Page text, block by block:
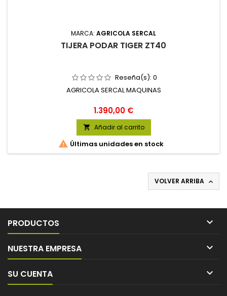
MARCA: AGRICOLA SERCAL
TIJERA PODAR TIGER ZT40
Reseña(s): 0
AGRICOLA SERCAL MAQUINAS
Precio
1.390,00 €
 Añadir al carrito
 Últimas unidades en stock
VOLVER ARRIBA 
PRODUCTOS 
NUESTRA EMPRESA 
SU CUENTA 